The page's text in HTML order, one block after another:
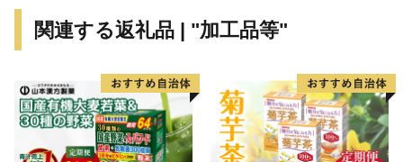
◆愛にあふれた引き揚げの地、大浦地区
げのまち、舞鶴。
当時の舞鶴の人々のあたたかいおもてなしが引揚者の心
を癒したそう。引揚の歴史を伝える引揚記念館が所蔵す
る資料の一部はユネスコの世界記憶遺産に登録されてい
関連する返礼品 | "加工品等"